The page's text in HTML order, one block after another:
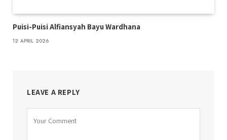
Puisi-Puisi Alfiansyah Bayu Wardhana
12 APRIL 2026
LEAVE A REPLY